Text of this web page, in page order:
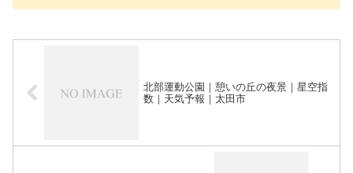
北部運動公園｜憩いの丘の夜景｜星空指
数｜天気予報｜太田市